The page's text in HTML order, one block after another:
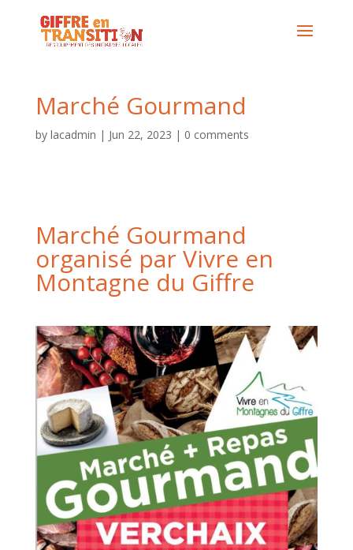
Marché Gourmand
by lacadmin | Jun 22, 2023 | 0 comments
Marché Gourmand
organisé parVivre en
Montagne du Giffre